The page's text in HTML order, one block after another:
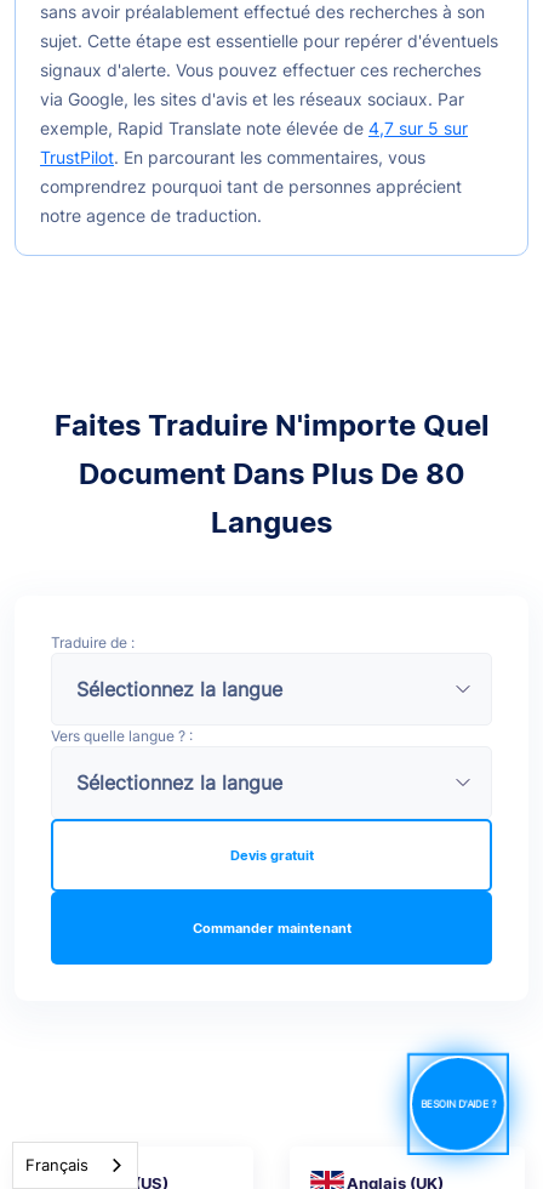
sans avoir préalablement effectué des recherches à son
sujet. Cette étape est essentielle pour repérer d'éventuels
signaux d'alerte. Vous pouvez effectuer ces recherches
via Google, les sites d'avis et les réseaux sociaux. Par
exemple, Rapid Translate note élevée de 4,7 sur 5 sur
TrustPilot. En parcourant les commentaires, vous
comprendrez pourquoi tant de personnes apprécient
notre agence de traduction.
Faites Traduire N'importe Quel
Document Dans Plus De 80
Langues
Traduire de :
Vers quelle langue ? :
Commander maintenant
Devis gratuit
Anglais (US) Anglais (UK)
BESOIN D'AIDE ?
Français